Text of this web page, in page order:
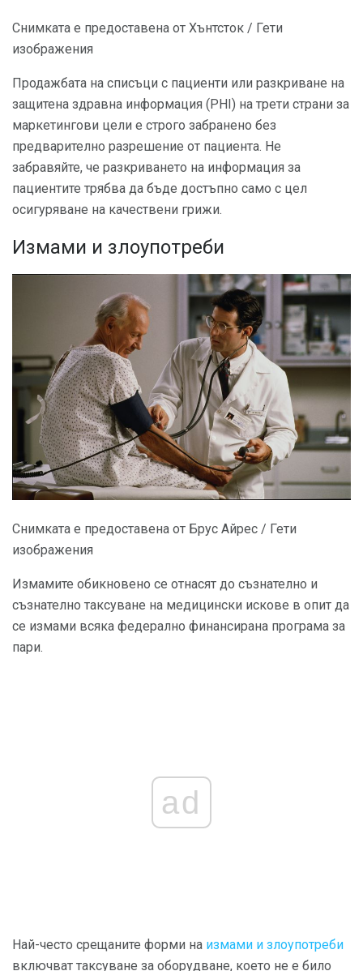
Снимката е предоставена от Хънтсток / Гети
изображения
Продажбата на списъци с пациенти или разкриване на
защитена здравна информация (PHI) на трети страни за
маркетингови цели е строго забранено без
предварително разрешение от пациента. Не
забравяйте, че разкриването на информация за
пациентите трябва да бъде достъпно само с цел
осигуряване на качествени грижи.
Измами и злоупотреби
Снимката е предоставена от Брус Айрес / Гети
изображения
Измамите обикновено се отнасят до съзнателно и
съзнателно таксуване на медицински искове в опит да
се измами всяка федерално финансирана програма за
пари.
ad
Най-често срещаните форми на измами и злоупотреби
включват таксуване за оборудване, което не е било